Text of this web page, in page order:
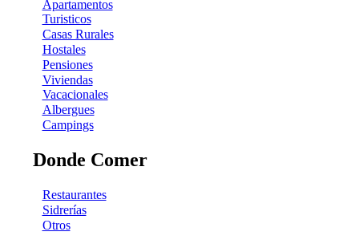
Apartamentos
Turisticos
Casas Rurales
Hostales
Pensiones
Viviendas
Vacacionales
Albergues
Campings
Donde Comer
Restaurantes
Sidrerías
Otros